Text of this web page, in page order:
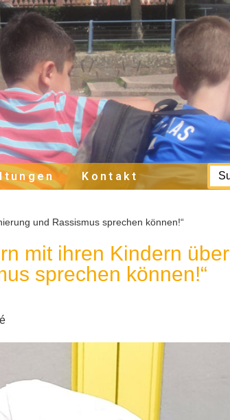
Kontakt
und Rassismus sprechen können!“
mit ihren Kindern über
sprechen können!“